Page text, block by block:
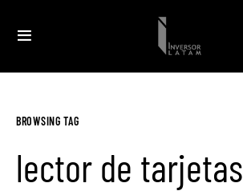
BROWSING TAG
lector de tarjetas